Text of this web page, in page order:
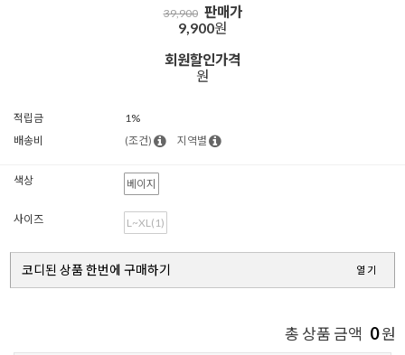
39,900 판매가
9,900원
회원할인가격
원
적립금
1%
배송비
(조건) 지역별
색상 베이지
사이즈 L~XL(1)
코디된 상품 한번에 구매하기 열기
총 상품 금액 0원